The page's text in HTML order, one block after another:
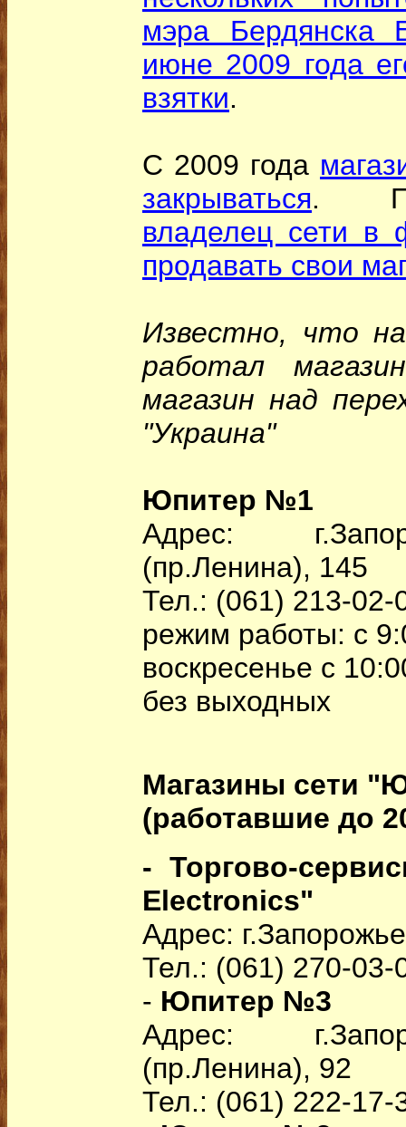
мэра
июне 2009 года
взятки.
С 2009 года
закрываться. По
владелец сети в
продавать свои
Известно, что
работал
магазин над
"Украина"
Юпитер №1
Адрес:
(пр.Ленина), 145
Тел.: (061) 213-02-
режим работы: c
воскресенье c
без выходных
Магазины сети
(работавшие до
- Торгово-
Electronics"
Адрес:
Тел.: (061) 270-03-
- Юпитер №3
Адрес:
(пр.Ленина), 92
Тел.: (061) 222-17-